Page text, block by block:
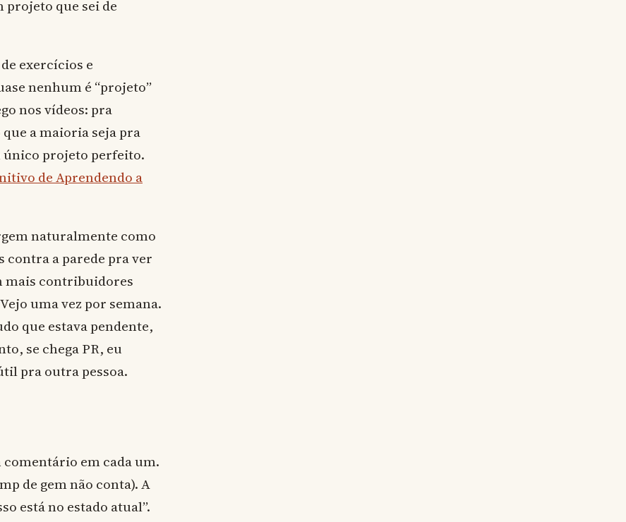
que sei de
exercícios e
nenhum é “projeto”
nos vídeos: pra
a maioria seja pra
único projeto perfeito.
de Aprendendo a
naturalmente como
contra a parede pra ver
mais contribuidores
uma vez por semana.
que estava pendente,
se chega PR, eu
pra outra pessoa.
em cada um.
de gem não conta). A
está no estado atual”.